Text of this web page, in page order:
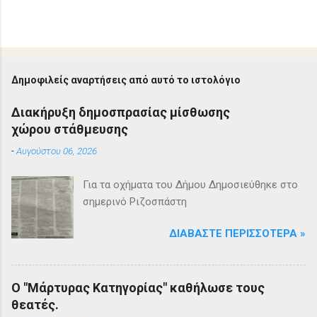
Δημοφιλείς αναρτήσεις από αυτό το ιστολόγιο
Διακήρυξη δημοσπρασίας μίσθωσης
χώρου στάθμευσης
-Αυγούστου 06, 2026
Για τα οχήματα του Δήμου Δημοσιεύθηκε στο
σημερινό Ριζοσπάστη
ΔΙΑΒΆΣΤΕ ΠΕΡΙΣΣΌΤΕΡΑ »
Ο "Μάρτυρας Κατηγορίας" καθήλωσε τους
θεατές.